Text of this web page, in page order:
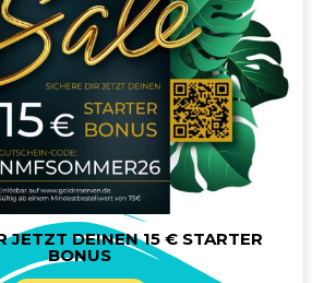
JETZT DEINEN 15 € STARTER
BONUS